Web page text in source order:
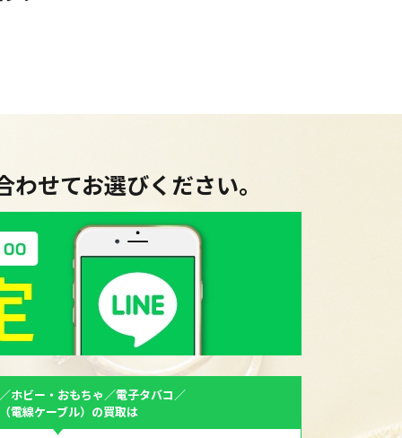
せてお選びください。
ホビー・おもちゃ／電子タバコ／
電線ケーブル）の買取は